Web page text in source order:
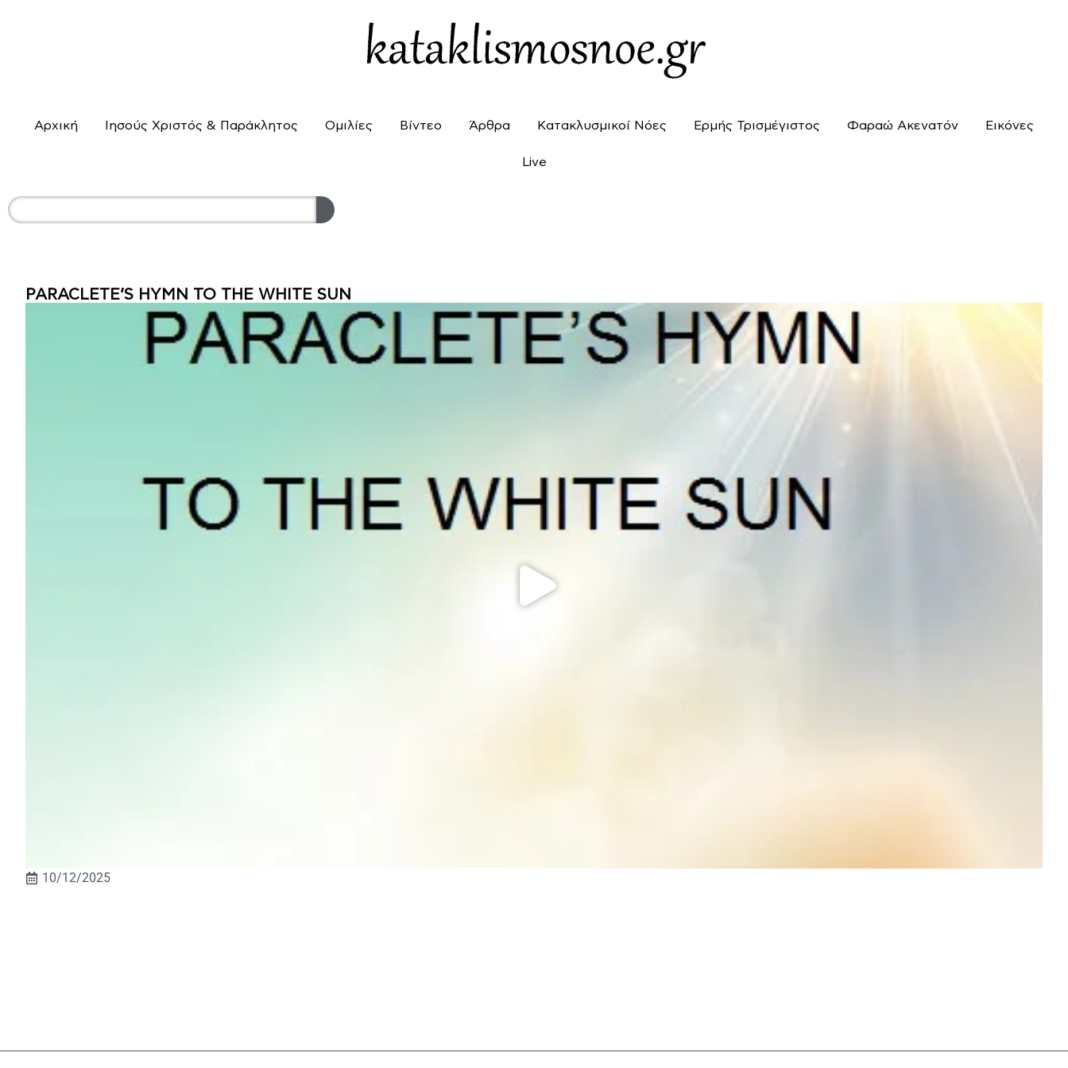
Αρχική Ιησούς Χριστός & Παράκλητος Ομιλίες Βίντεο Άρθρα Κατακλυσμικοί Νόες Ερμής Τρισμέγιστος Φαραώ Ακενατόν Εικόνες
Live
PARACLETE’S HYMN TO THE WHITE SUN
10/12/2025